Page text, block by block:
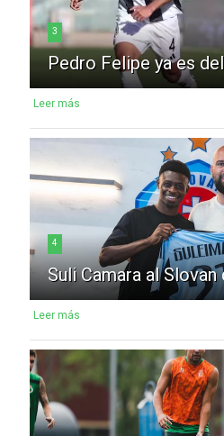
3
Pedro Felipe ya es
Leer más
4
Suli Camara al
Leer más